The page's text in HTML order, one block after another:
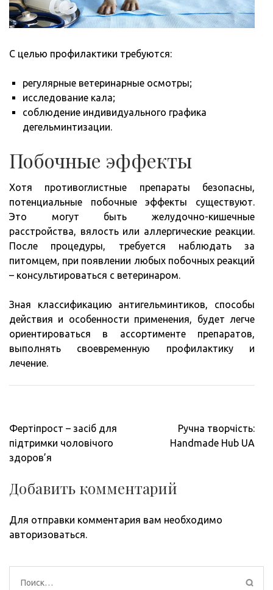
С целью профилактики требуются:
регулярные ветеринарные осмотры;
исследование кала;
соблюдение индивидуального графика
дегельминтизации.
Побочные эффекты
Хотя противоглистные препараты безопасны,
потенциальные побочные эффекты существуют.
Это могут быть желудочно-кишечные
расстройства, вялость или аллергические реакции.
После процедуры, требуется наблюдать за
питомцем, при появлении любых побочных реакций
– консультироваться с ветеринаром.
Зная классификацию антигельминтиков, способы
действия и особенности применения, будет легче
ориентироваться в ассортименте препаратов,
выполнять своевременную профилактику и
лечение.
Навигация
по
записям
Фертіпрост – засіб для
підтримки чоловічого
здоров’я
Ручна творчість:
Handmade Hub UA
Добавить комментарий
Для отправки комментария вам необходимо
авторизоваться.
Найти: